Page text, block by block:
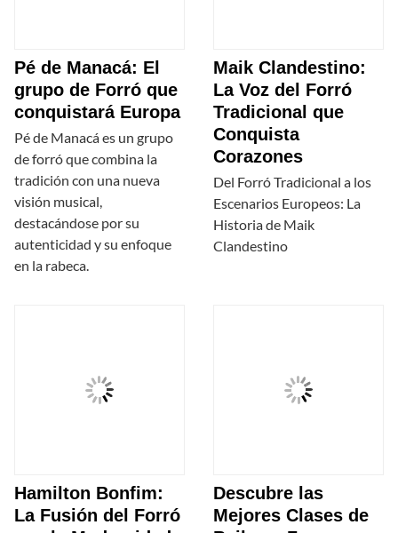
Pé de Manacá: El
grupo de Forró que
conquistará Europa
Pé de Manacá es un grupo
de forró que combina la
tradición con una nueva
visión musical,
destacándose por su
autenticidad y su enfoque
en la rabeca.
Maik Clandestino:
La Voz del Forró
Tradicional que
Conquista
Corazones
Del Forró Tradicional a los
Escenarios Europeos: La
Historia de Maik
Clandestino
Hamilton Bonfim:
La Fusión del Forró
Descubre las
Mejores Clases de